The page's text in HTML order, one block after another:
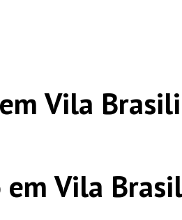
Vila
Vila